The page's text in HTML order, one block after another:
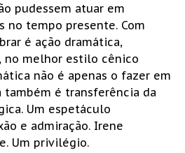
pudessem atuar em
no tempo presente. Com
é ação dramática,
no melhor estilo cênico
não é apenas o fazer em
também é transferência da
Um espetáculo
e admiração. Irene
Um privilégio.